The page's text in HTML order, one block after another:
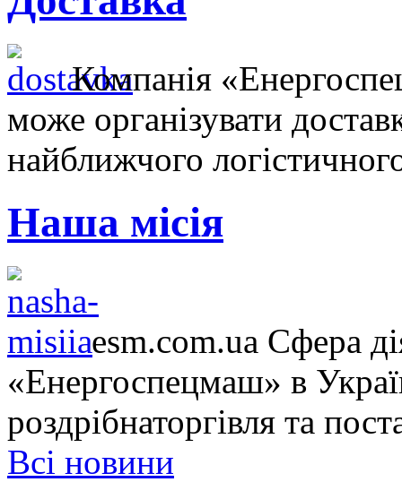
Компанія
може організувати
найближчого
Наша місія
esm.com.ua Сфера
«Енергоспецмаш» в
роздрібнаторгівля та
Всі новини